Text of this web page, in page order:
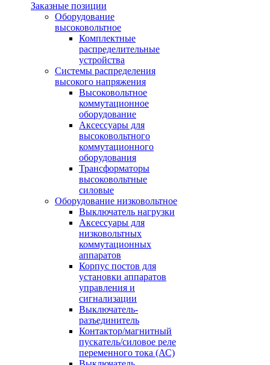
Заказные позиции
Оборудование
высоковольтное
Комплектные
распределительные
устройства
Системы распределения
высокого напряжения
Высоковольтное
коммутационное
оборудование
Аксессуары для
высоковольтного
коммутационного
оборудования
Трансформаторы
высоковольтные
силовые
Оборудование низковольтное
Выключатель нагрузки
Аксессуары для
низковольтных
коммутационных
аппаратов
Корпус постов для
установки аппаратов
управления и
сигнализации
Выключатель-
разъединитель
Контактор/магнитный
пускатель/силовое реле
переменного тока (АС)